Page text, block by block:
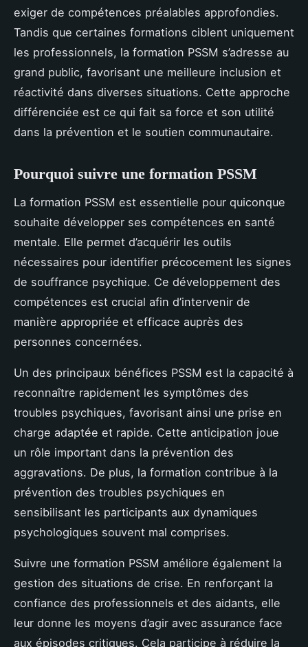
exiger de compétences préalables approfondies.
Tandis que certaines formations ciblent uniquement
les professionnels, la formation PSSM s’adresse au
grand public, favorisant une meilleure inclusion et
réactivité dans diverses situations. Cette approche
différenciée est ce qui fait sa force et son utilité
dans la prévention et le soutien communautaire.
Pourquoi suivre une formation PSSM
La formation PSSM est essentielle pour quiconque
souhaite développer ses compétences en santé
mentale. Elle permet d’acquérir les outils
nécessaires pour identifier précocement les signes
de souffrance psychique. Ce développement des
compétences est crucial afin d’intervenir de
manière appropriée et efficace auprès des
personnes concernées.
Un des principaux bénéfices PSSM est la capacité à
reconnaître rapidement les symptômes des
troubles psychiques, favorisant ainsi une prise en
charge adaptée et rapide. Cette anticipation joue
un rôle important dans la prévention des
aggravations. De plus, la formation contribue à la
prévention des troubles psychiques en
sensibilisant les participants aux dynamiques
psychologiques souvent mal comprises.
Suivre une formation PSSM améliore également la
gestion des situations de crise. En renforçant la
confiance des professionnels et des aidants, elle
leur donne les moyens d’agir avec assurance face
aux épisodes critiques. Cela participe à réduire la